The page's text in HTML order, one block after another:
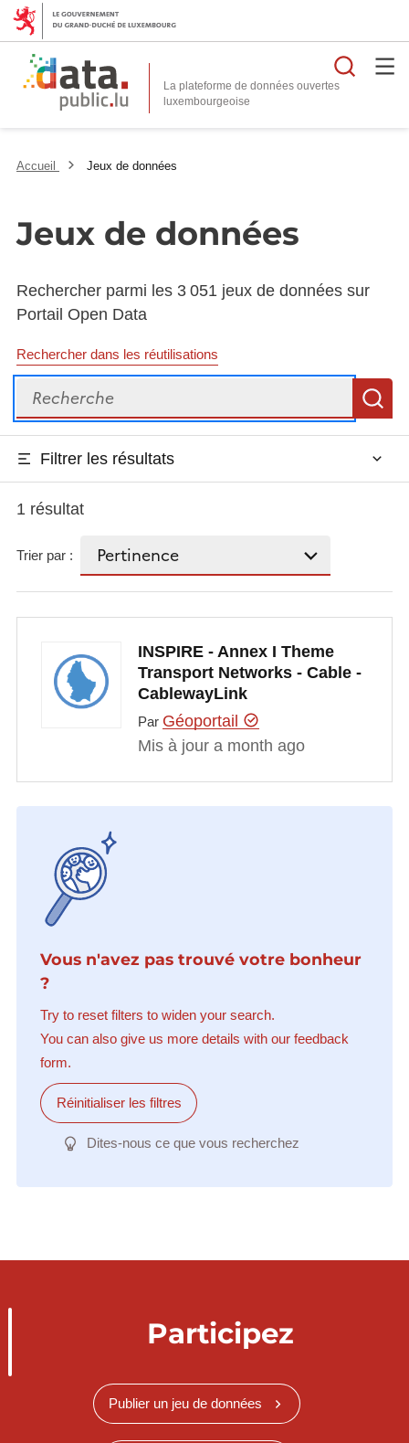
La plateforme de données ouvertes
Accueil Jeux de données
Jeux de données
Rechercher parmi les 3 051 jeux de données sur
Portail Open Data
Rechercher dans les réutilisations
Recherche
Filtrer les résultats
1 résultat
Trier par :
INSPIRE - Annex I Theme
Transport Networks - Cable -
CablewayLink
Par Géoportail
Mis à jour a month ago
Vous n'avez pas trouvé votre bonheur
?
Try to reset filters to widen your search.
You can also give us more details with our feedback
form.
Réinitialiser les filtres
Dites-nous ce que vous recherchez
Participez
Publier un jeu de données